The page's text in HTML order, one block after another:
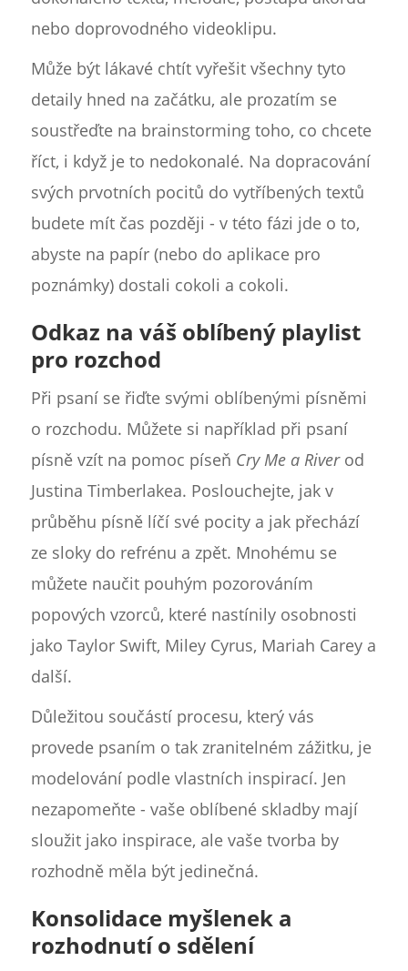
nebo doprovodného videoklipu.
Může být lákavé chtít vyřešit všechny tyto
detaily hned na začátku, ale prozatím se
soustřeďte na brainstorming toho, co chcete
říct, i když je to nedokonalé. Na dopracování
svých prvotních pocitů do vytříbených textů
budete mít čas později - v této fázi jde o to,
abyste na papír (nebo do aplikace pro
poznámky) dostali cokoli a cokoli.
Odkaz na váš oblíbený playlist
pro rozchod
Při psaní se řiďte svými oblíbenými písněmi
o rozchodu. Můžete si například při psaní
písně vzít na pomoc píseň Cry Me a Riverod
Justina Timberlakea. Poslouchejte, jak v
průběhu písně líčí své pocity a jak přechází
ze sloky do refrénu a zpět. Mnohému se
můžete naučit pouhým pozorováním
popových vzorců, které nastínily osobnosti
jako Taylor Swift, Miley Cyrus, Mariah Carey a
další.
Důležitou součástí procesu, který vás
provede psaním o tak zranitelném zážitku, je
modelování podle vlastních inspirací. Jen
nezapomeňte - vaše oblíbené skladby mají
sloužit jako inspirace, ale vaše tvorba by
rozhodně měla být jedinečná.
Konsolidace myšlenek a
rozhodnutí o sdělení